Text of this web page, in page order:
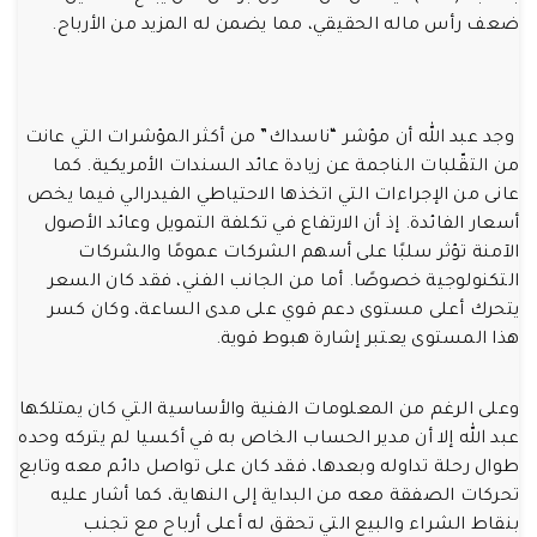
ضعف رأس ماله الحقيقي، مما يضمن له المزيد من الأرباح.
وجد عبد الله أن مؤشر “ناسداك” من أكثر المؤشرات التي عانت
من التقّلبات الناجمة عن زيادة عائد السندات الأمريكية. كما
عانى من الإجراءات التي اتخذها الاحتياطي الفيدرالي فيما يخص
أسعار الفائدة. إذ أن الارتفاع في تكلفة التمويل وعائد الأصول
الآمنة تؤثر سلبًا على أسهم الشركات عمومًا والشركات
التكنولوجية خصوصًا. أما من الجانب الفني، فقد كان السعر
يتحرك أعلى مستوى دعم قوي على مدى الساعة، وكان كسر
هذا المستوى يعتبر إشارة هبوط قوية.
وعلى الرغم من المعلومات الفنية والأساسية التي كان يمتلكها
عبد الله إلا أن مدير الحساب الخاص به في أكسيا لم يتركه وحده
طوال رحلة تداوله وبعدها، فقد كان على تواصل دائم معه وتابع
تحركات الصفقة معه من البداية إلى النهاية، كما أشار عليه
بنقاط الشراء والبيع التي تحقق له أعلى أرباح مع تجنب